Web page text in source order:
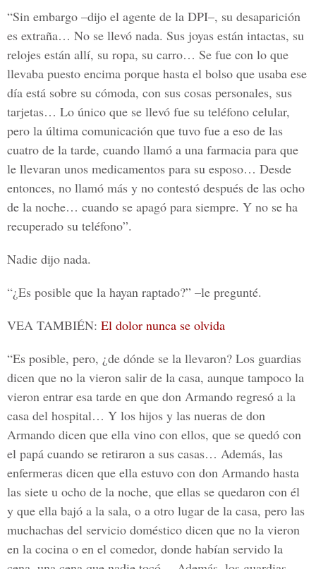
“Sin embargo –dijo el agente de la DPI–, su desaparición
es extraña… No se llevó nada. Sus joyas están intactas, su
relojes están allí, su ropa, su carro… Se fue con lo que
llevaba puesto encima porque hasta el bolso que usaba ese
día está sobre su cómoda, con sus cosas personales, sus
tarjetas… Lo único que se llevó fue su teléfono celular,
pero la última comunicación que tuvo fue a eso de las
cuatro de la tarde, cuando llamó a una farmacia para que
le llevaran unos medicamentos para su esposo… Desde
entonces, no llamó más y no contestó después de las ocho
de la noche… cuando se apagó para siempre. Y no se ha
recuperado su teléfono”.
Nadie dijo nada.
“¿Es posible que la hayan raptado?” –le pregunté.
VEA TAMBIÉN: El dolor nunca se olvida
“Es posible, pero, ¿de dónde se la llevaron? Los guardias
dicen que no la vieron salir de la casa, aunque tampoco la
vieron entrar esa tarde en que don Armando regresó a la
casa del hospital… Y los hijos y las nueras de don
Armando dicen que ella vino con ellos, que se quedó con
el papá cuando se retiraron a sus casas… Además, las
enfermeras dicen que ella estuvo con don Armando hasta
las siete u ocho de la noche, que ellas se quedaron con él
y que ella bajó a la sala, o a otro lugar de la casa, pero las
muchachas del servicio doméstico dicen que no la vieron
en la cocina o en el comedor, donde habían servido la